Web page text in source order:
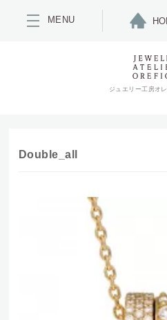
MENU
ジュエリー工房オ
Double_all